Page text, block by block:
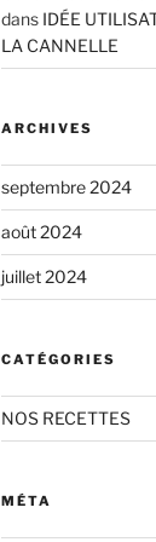
dans IDÉE
LA CANNELLE
ARCHIVES
septembre 2024
août 2024
juillet 2024
CATÉGORIES
NOS RECETTES
MÉTA